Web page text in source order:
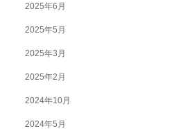
2025年6月
2025年5月
2025年3月
2025年2月
2024年10月
2024年5月